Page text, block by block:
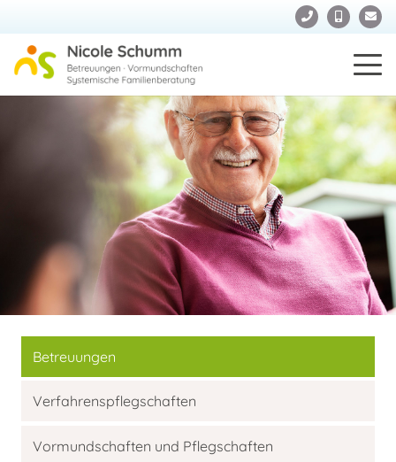
Betreuungen
Verfahrens­pflegschaften
Vormund­schaften und Pflegschaften